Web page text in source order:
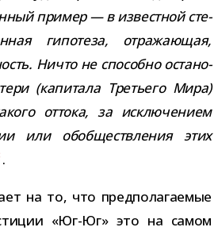
при­мер — в извест­ной сте­
гипо­теза, отра­жа­ю­щая,
Ничто не спо­собно оста­но­
(капи­тала Третьего Мира)
оттока, за исклю­че­нием
или обоб­ществ­ле­ния этих
.
на то, что пред­по­ла­га­е­мые
«Юг-​Юг» это на самом